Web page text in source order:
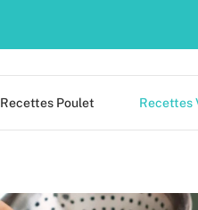
Recettes Poulet Recettes